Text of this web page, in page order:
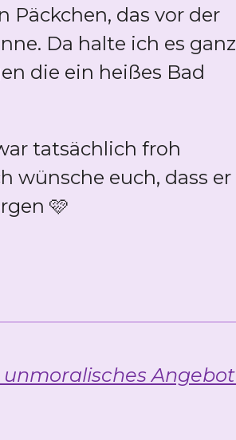
Päckchen, das vor der
Da halte ich es ganz
die ein heißes Bad
tatsächlich froh
wünsche euch, dass er
🩷
unmoralisches Angebot